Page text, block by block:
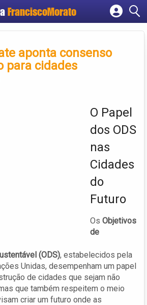
FranciscoMorato
Cadastrar empresa
Criar conta
aponta consenso
para cidades
O Papel
dos ODS
nas
Cidades
do
Futuro
Os Objetivos
de
(ODS), estabelecidos pela
Unidas, desempenham um papel
de cidades que sejam não
que também respeitem o meio
criar um futuro onde as